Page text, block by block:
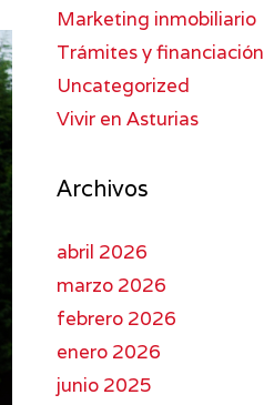
Marketing inmobiliario
Trámites y financiación
Uncategorized
Vivir en Asturias
Archivos
abril 2026
marzo 2026
febrero 2026
enero 2026
junio 2025